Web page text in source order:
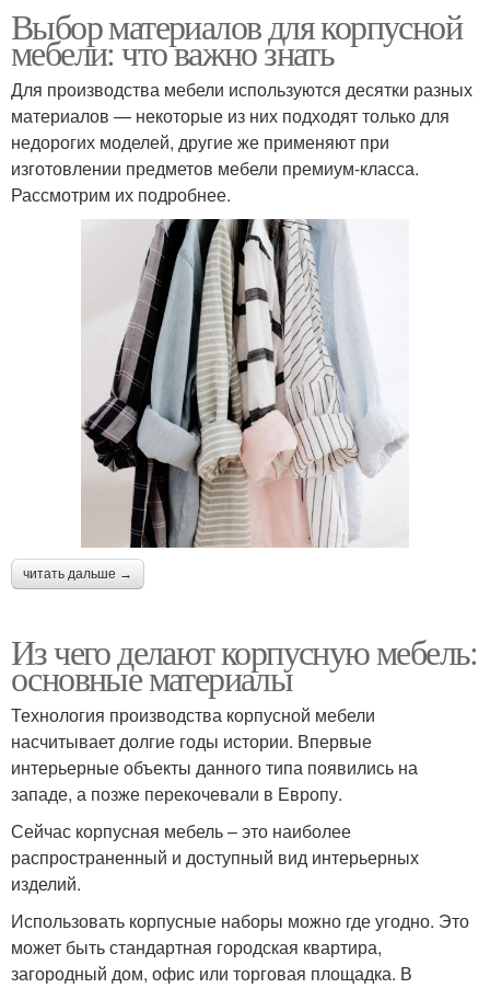
Выбор материалов для корпусной
мебели: что важно знать
Для производства мебели используются десятки разных
материалов — некоторые из них подходят только для
недорогих моделей, другие же применяют при
изготовлении предметов мебели премиум-класса.
Рассмотрим их подробнее.
читать дальше →
Из чего делают корпусную мебель:
основные материалы
Технология производства корпусной мебели
насчитывает долгие годы истории. Впервые
интерьерные объекты данного типа появились на
западе, а позже перекочевали в Европу.
Сейчас корпусная мебель – это наиболее
распространенный и доступный вид интерьерных
изделий.
Использовать корпусные наборы можно где угодно. Это
может быть стандартная городская квартира,
загородный дом, офис или торговая площадка. В